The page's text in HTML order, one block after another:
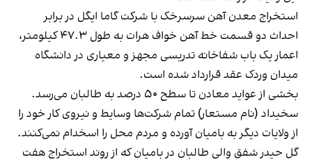
استخراج معدن آهن سرسرخک با شرکت گاما ایگل در برابر
احداث دو قسمت خط آهن خواف هرات به طول ۴۷.۳ کیلومتر،
اعمار یک باب شفاخانه تدریسی مجهز و معیاری در دانشگاه
میدان وردک عقد قرارداد شده است.
بخشی از عواید معادن تا سطح ۵۰ درصد به طالبان می‌رسد.
سخیداد (نام مستعار) تمام شرکت‌ها وسایط و نیروی کار خود را
از ولایات دیگر به بامیان آورده و مردم محل را اسخدام نمی‌کنند.
گل حیدر شفق والی طالبان در بامیان که از روند استخراج هفت